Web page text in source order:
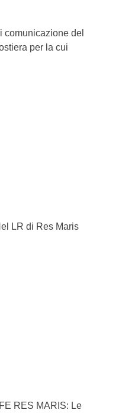
comunicazione del
per la cui
LR di Res Maris
RES MARIS: Le